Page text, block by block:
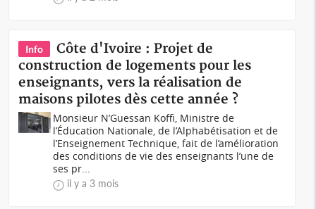
Info
Côte d'Ivoire : Projet de
construction de logements pour les
enseignants, vers la réalisation de
maisons pilotes dès cette année ?
Monsieur N’Guessan Koffi, Ministre de
l’Éducation Nationale, de l’Alphabétisation et de
l’Enseignement Technique, fait de l’amélioration
des conditions de vie des enseignants l’une de
ses pr...
il y a 3 mois